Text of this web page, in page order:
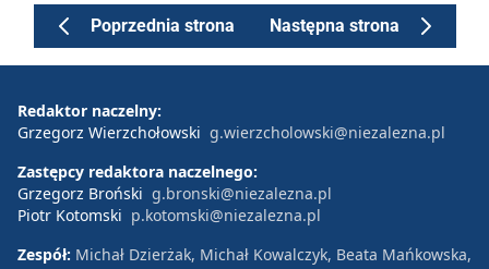
Poprzednia strona Następna strona
Redaktor naczelny:
Grzegorz Wierzchołowski g.wierzcholowski@niezalezna.pl
Zastępcy redaktora naczelnego:
Grzegorz Broński g.bronski@niezalezna.pl
Piotr Kotomski p.kotomski@niezalezna.pl
Zespół: Michał Dzierżak, Michał Kowalczyk, Beata Mańkowska,